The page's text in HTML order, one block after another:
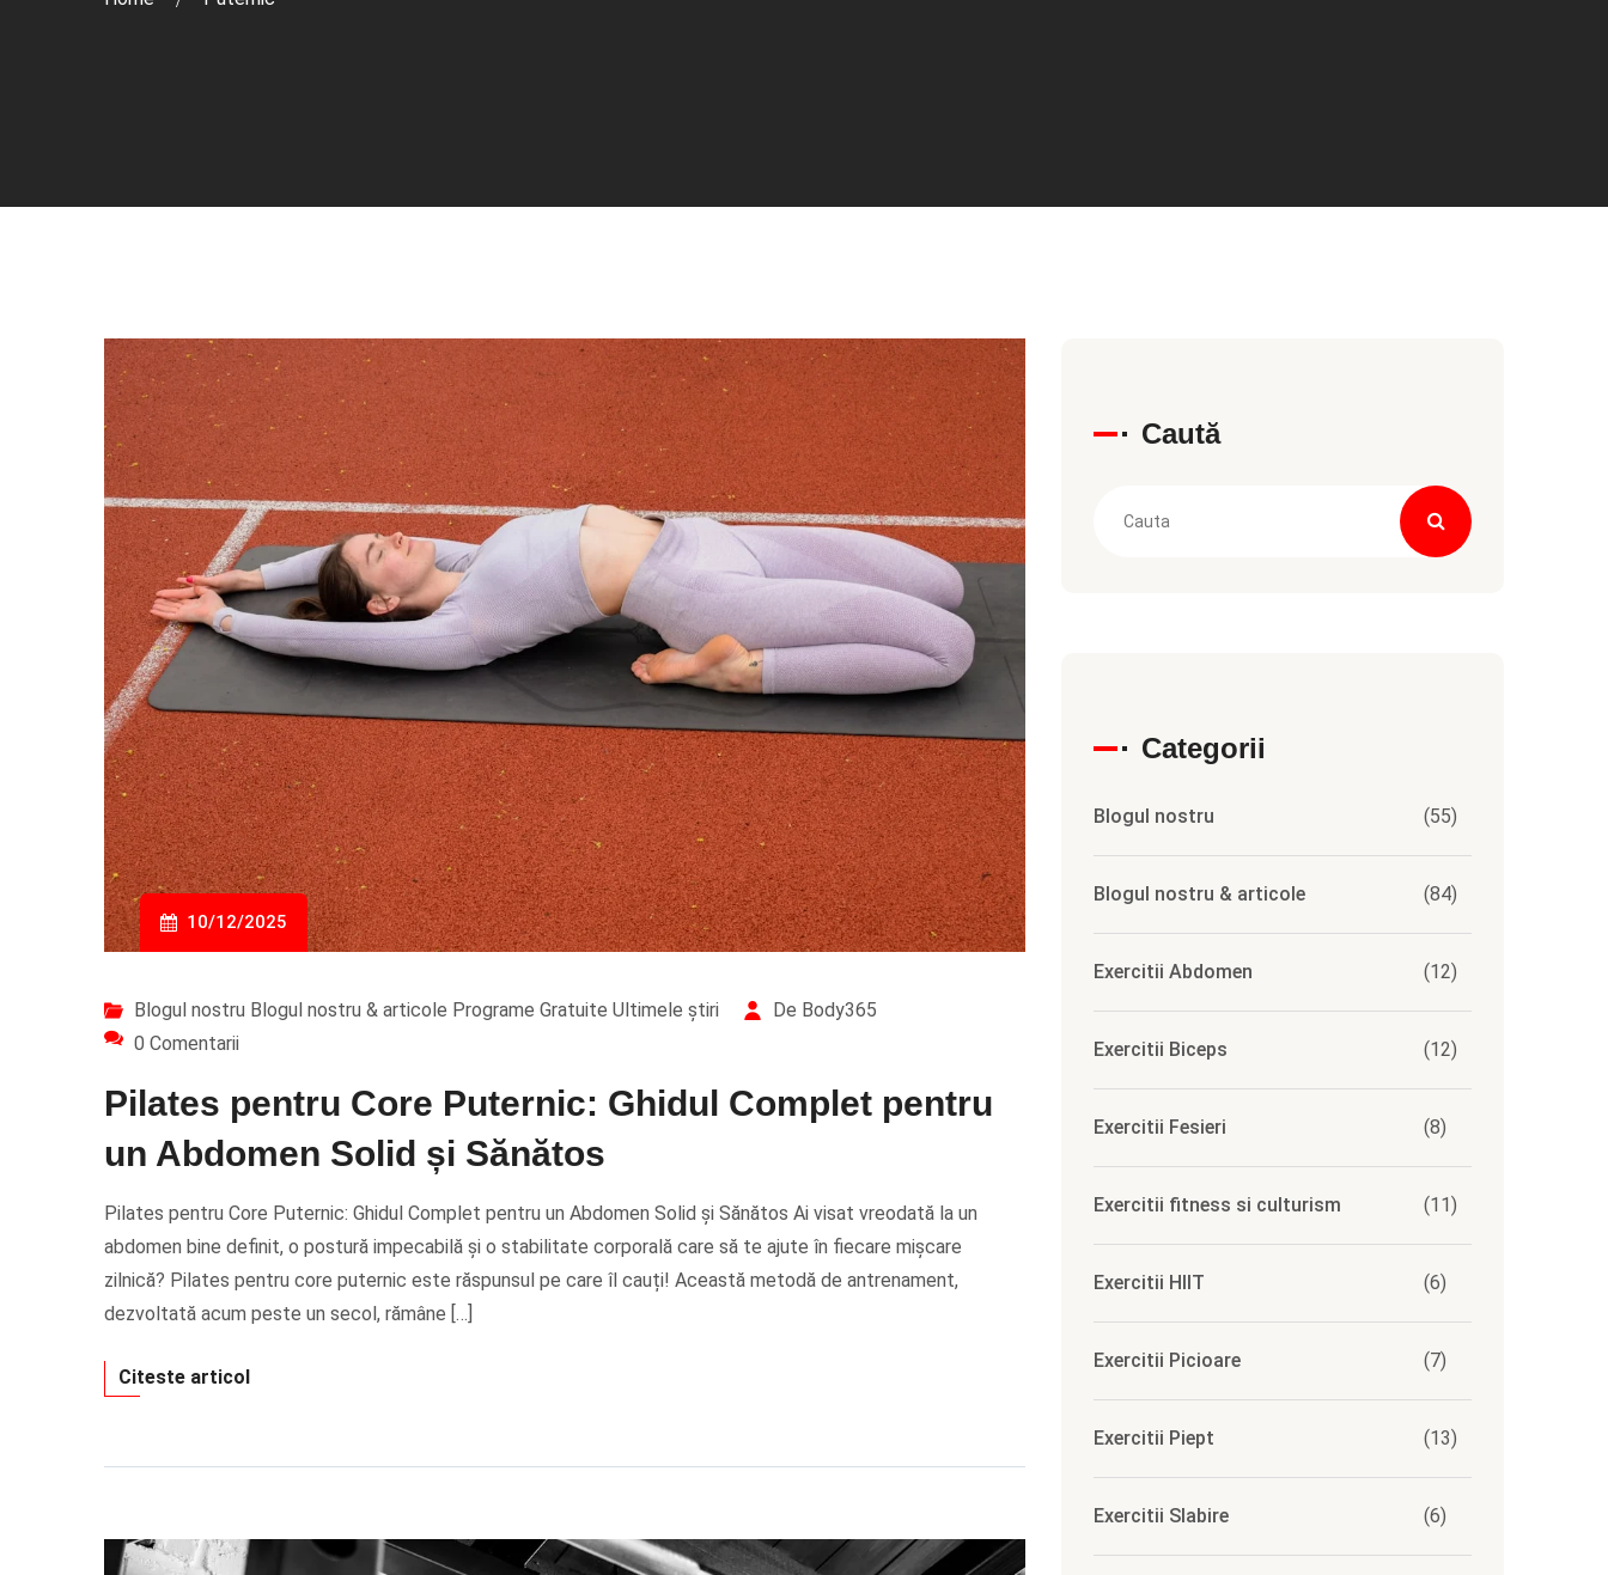
10/12/2025
Blogul nostru Blogul nostru & articole Programe Gratuite Ultimele știri
De Body365
0 Comentarii
Pilates pentru Core Puternic: Ghidul Complet pentru
un Abdomen Solid și Sănătos
Pilates pentru Core Puternic: Ghidul Complet pentru un Abdomen Solid și Sănătos Ai visat vreodată la un
abdomen bine definit, o postură impecabilă și o stabilitate corporală care să te ajute în fiecare mișcare
zilnică? Pilates pentru core puternic este răspunsul pe care îl cauți! Această metodă de antrenament,
dezvoltată acum peste un secol, rămâne […]
Citeste articol
Caută
Categorii
Blogul nostru (55)
Blogul nostru & articole (84)
Exercitii Abdomen (12)
Exercitii Biceps (12)
Exercitii Fesieri (8)
Exercitii fitness si culturism (11)
Exercitii HIIT (6)
Exercitii Picioare (7)
Exercitii Piept (13)
Exercitii Slabire (6)